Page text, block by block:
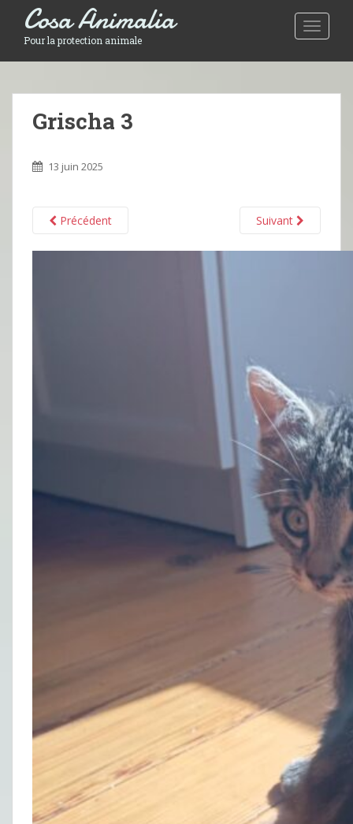
Toggle
Cosa Animalia
Pour la protection animale
Grischa 3
13 juin 2025
Précédent Suivant